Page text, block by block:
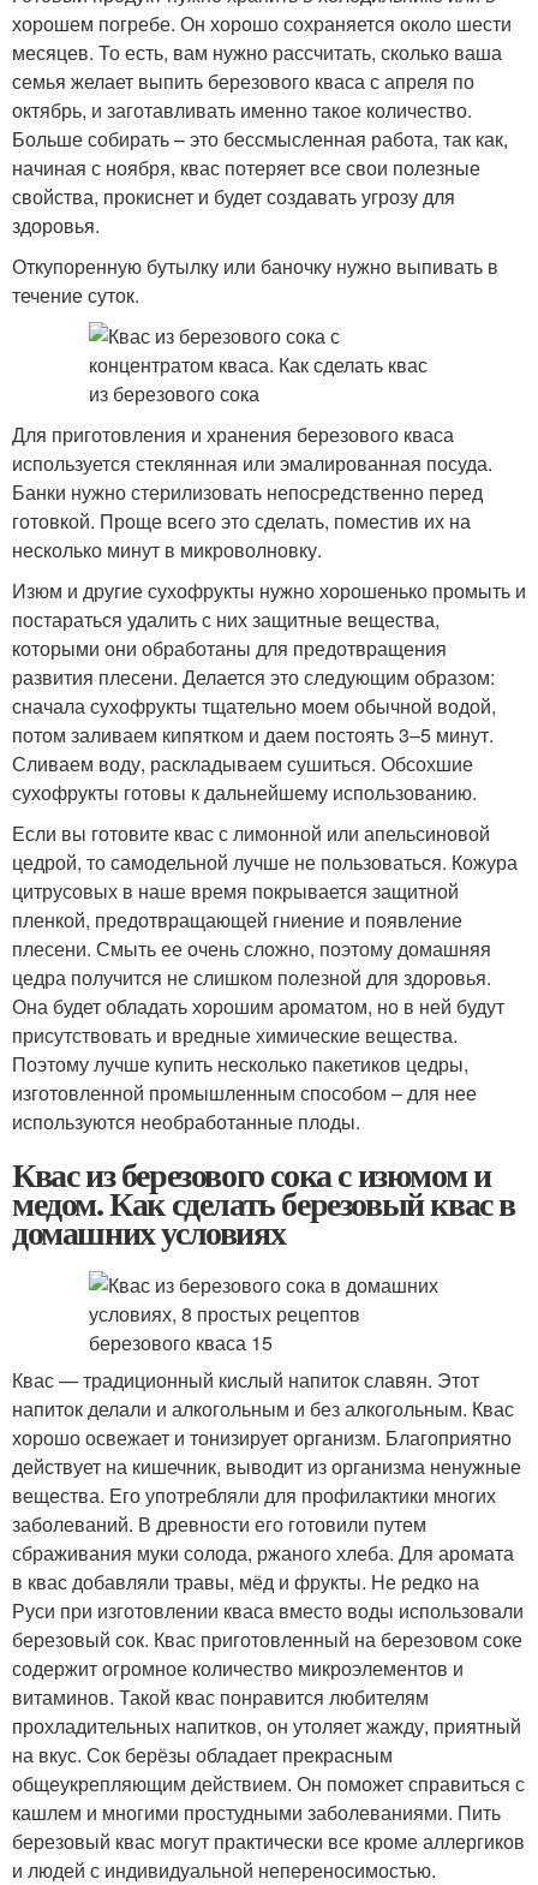
хорошем погребе. Он хорошо сохраняется около шести
месяцев. То есть, вам нужно рассчитать, сколько ваша
семья желает выпить березового кваса с апреля по
октябрь, и заготавливать именно такое количество.
Больше собирать – это бессмысленная работа, так как,
начиная с ноября, квас потеряет все свои полезные
свойства, прокиснет и будет создавать угрозу для
здоровья.
Откупоренную бутылку или баночку нужно выпивать в
течение суток.
Для приготовления и хранения березового кваса
используется стеклянная или эмалированная посуда.
Банки нужно стерилизовать непосредственно перед
готовкой. Проще всего это сделать, поместив их на
несколько минут в микроволновку.
Изюм и другие сухофрукты нужно хорошенько промыть и
постараться удалить с них защитные вещества,
которыми они обработаны для предотвращения
развития плесени. Делается это следующим образом:
сначала сухофрукты тщательно моем обычной водой,
потом заливаем кипятком и даем постоять 3–5 минут.
Сливаем воду, раскладываем сушиться. Обсохшие
сухофрукты готовы к дальнейшему использованию.
Если вы готовите квас с лимонной или апельсиновой
цедрой, то самодельной лучше не пользоваться. Кожура
цитрусовых в наше время покрывается защитной
пленкой, предотвращающей гниение и появление
плесени. Смыть ее очень сложно, поэтому домашняя
цедра получится не слишком полезной для здоровья.
Она будет обладать хорошим ароматом, но в ней будут
присутствовать и вредные химические вещества.
Поэтому лучше купить несколько пакетиков цедры,
изготовленной промышленным способом – для нее
используются необработанные плоды.
Квас из березового сока с изюмом и
медом. Как сделать березовый квас в
домашних условиях
Квас — традиционный кислый напиток славян. Этот
напиток делали и алкогольным и без алкогольным. Квас
хорошо освежает и тонизирует организм. Благоприятно
действует на кишечник, выводит из организма ненужные
вещества. Его употребляли для профилактики многих
заболеваний. В древности его готовили путем
сбраживания муки солода, ржаного хлеба. Для аромата
в квас добавляли травы, мёд и фрукты. Не редко на
Руси при изготовлении кваса вместо воды использовали
березовый сок. Квас приготовленный на березовом соке
содержит огромное количество микроэлементов и
витаминов. Такой квас понравится любителям
прохладительных напитков, он утоляет жажду, приятный
на вкус. Сок берёзы обладает прекрасным
общеукрепляющим действием. Он поможет справиться с
кашлем и многими простудными заболеваниями. Пить
березовый квас могут практически все кроме аллергиков
и людей с индивидуальной непереносимостью.